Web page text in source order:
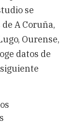
se
A Coruña,
Ourense,
datos de